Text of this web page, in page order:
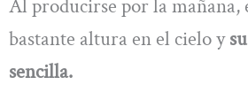
Al producirse por la mañana,
bastante altura en el cielo y
sencilla.